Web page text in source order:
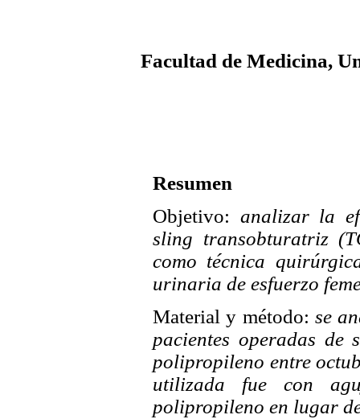
Facultad de Medicina,
Resumen
Objetivo: analizar la
sling transobturatriz
como técnica
urinaria de esfuerzo
Material y método: se
pacientes operadas
polipropileno entre
utilizada fue con
polipropileno en lugar